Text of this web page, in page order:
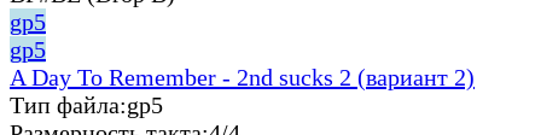
gp5
gp5
A Day To Remember - 2nd sucks 2 (вариант 2)
Тип файла:gp5